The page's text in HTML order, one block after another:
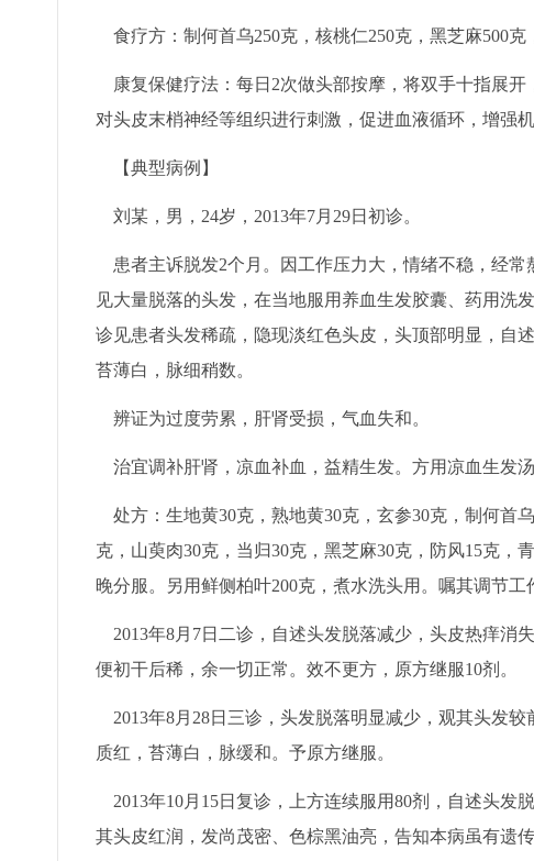
食疗方：制何首乌250克，核桃仁250克，黑芝麻500克
康复保健疗法：每日2次做头部按摩，将双手十指展
对头皮末梢神经等组织进行刺激，促进血液循环，增强机
【典型病例】
刘某，男，24岁，2013年7月29日初诊。
患者主诉脱发2个月。因工作压力大，情绪不稳，经
见大量脱落的头发，在当地服用养血生发胶囊、药用洗
诊见患者头发稀疏，隐现淡红色头皮，头顶部明显，自
苔薄白，脉细稍数。
辨证为过度劳累，肝肾受损，气血失和。
治宜调补肝肾，凉血补血，益精生发。方用凉血生发
处方：生地黄30克，熟地黄30克，玄参30克，制何首
克，山萸肉30克，当归30克，黑芝麻30克，防风15克，
晚分服。另用鲜侧柏叶200克，煮水洗头用。嘱其调节工
2013年8月7日二诊，自述头发脱落减少，头皮热痒消
便初干后稀，余一切正常。效不更方，原方继服10剂。
2013年8月28日三诊，头发脱落明显减少，观其头发
质红，苔薄白，脉缓和。予原方继服。
2013年10月15日复诊，上方连续服用80剂，自述头发
其头皮红润，发尚茂密、色棕黑油亮，告知本病虽有遗